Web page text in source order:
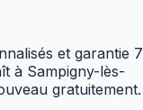
et garantie 7
à Sampigny-lès-
gratuitement.